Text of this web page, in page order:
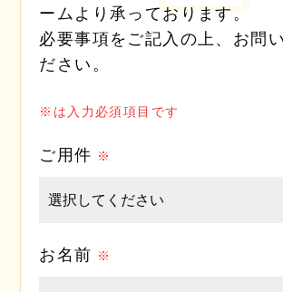
ームより承っております。
必要事項をご記入の上、お問
ださい。
※は入力必須項目です
ご用件
お名前